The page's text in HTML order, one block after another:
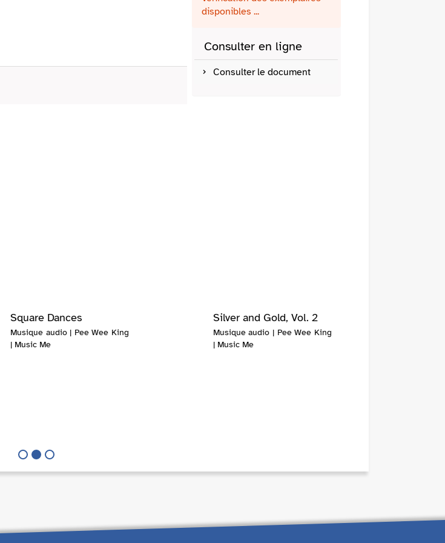
disponibles ...
Consulter en ligne
Consulter le document
Square Dances
Musique audio | Pee Wee King
| Music Me
Silver and Gold, Vol. 2
Musique audio | Pee Wee King
| Music Me